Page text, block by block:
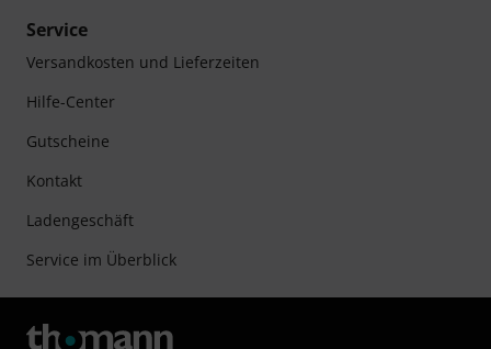
Service
Versandkosten und Lieferzeiten
Hilfe-Center
Gutscheine
Kontakt
Ladengeschäft
Service im Überblick